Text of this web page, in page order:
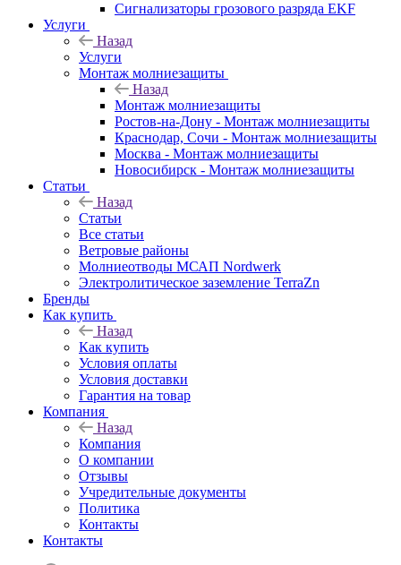
Сигнализаторы грозового разряда EKF
Услуги
Назад
Услуги
Монтаж молниезащиты
Назад
Монтаж молниезащиты
Ростов-на-Дону - Монтаж молниезащиты
Краснодар, Сочи - Монтаж молниезащиты
Москва - Монтаж молниезащиты
Новосибирск - Монтаж молниезащиты
Статьи
Назад
Статьи
Все статьи
Ветровые районы
Молниеотводы МСАП Nordwerk
Электролитическое заземление TerraZn
Бренды
Как купить
Назад
Как купить
Условия оплаты
Условия доставки
Гарантия на товар
Компания
Назад
Компания
О компании
Отзывы
Учредительные документы
Политика
Контакты
Контакты